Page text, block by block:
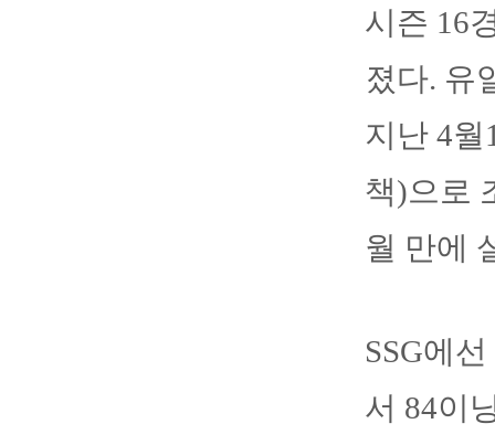
시즌 16
졌다. 유
지난 4
책)으로
월 만에
SSG에
서 84이